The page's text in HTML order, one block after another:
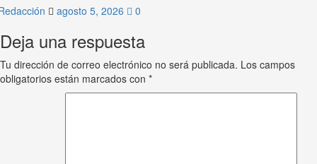
agosto 5, 2026 0
Deja una respuesta
Tu dirección de correo electrónico no será publicada. Los campos
obligatorios están marcados con *